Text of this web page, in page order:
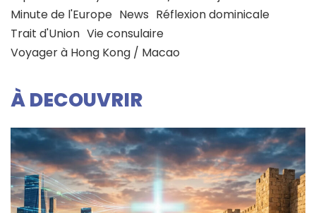
Minute de l'Europe News Réflexion dominicale
Trait d'Union Vie consulaire
Voyager à Hong Kong / Macao
À DECOUVRIR